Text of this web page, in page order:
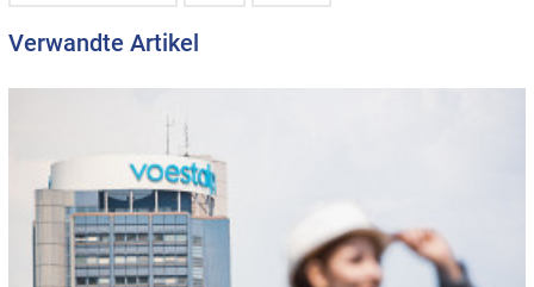
Verwandte Artikel